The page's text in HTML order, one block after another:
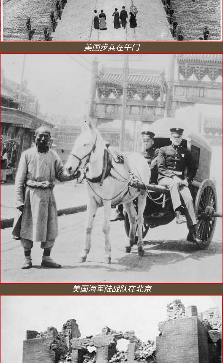
美国步兵在午门
美国海军陆战队在北京